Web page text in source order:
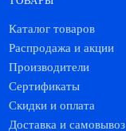
Каталог товаров
Распродажа и акции
Производители
Сертификаты
Скидки и оплата
Доставка и самовывоз